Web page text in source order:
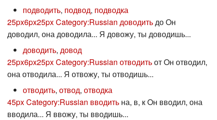
подводить, подвод, подводка
25px6px25pxCategory:Russian доводить до Oн
доводил, она доводила... Я довожу, ты доводишь...
доводить, довод
25px6px25pxCategory:Russian отводитьот Oн отводил,
она отводила... Я отвожу, ты отводишь...
отводить, отвод, отводка
45pxCategory:Russian вводить на, в, к Oн вводил, она
вводила... Я ввожу, ты вводишь...